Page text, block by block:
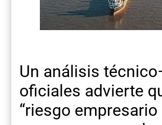
Un análisis
oficiales advierte
“riesgo